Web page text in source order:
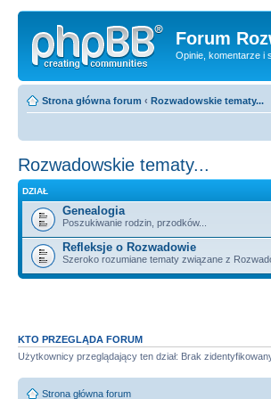
Forum
Opinie, komentarze i
Strona główna forum ‹ Rozwadowskie tematy...
Rozwadowskie tematy...
DZIAŁ
Genealogia
Poszukiwanie rodzin, przodków...
Refleksje o Rozwadowie
Szeroko rozumiane tematy związane z
KTO PRZEGLĄDA FORUM
Użytkownicy przeglądający ten dział: Brak
Strona główna forum